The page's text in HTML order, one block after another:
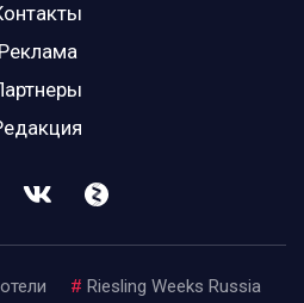
Реклама
отели # Riesling Weeks Russia